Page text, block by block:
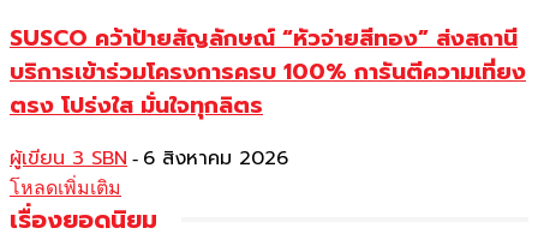
SUSCO คว้าป้ายสัญลักษณ์ “หัวจ่ายสีทอง” ส่งสถานี
บริการเข้าร่วมโครงการครบ 100% การันตีความเที่ยง
ตรง โปร่งใส มั่นใจทุกลิตร
ผู้เขียน 3 SBN - 6 สิงหาคม 2026
โหลดเพิ่มเติม
เรื่องยอดนิยม